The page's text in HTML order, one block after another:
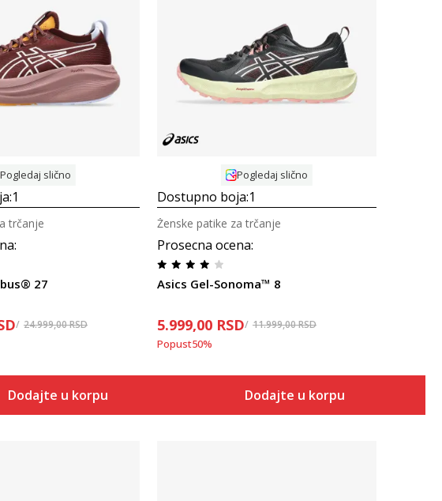
Uporedi
Pogledaj slično
1
:
27
trčanje
24.999,00RSD
Dodajte u korpu
Uporedi
Pogledaj slično
Dostupno boja:1
Prosecna ocena:
Asics Gel-Sonoma™ 8
Ženske patike za trčanje
5.999,00 RSD 11.999,00RSD
Popust50%
Dodajte u korpu